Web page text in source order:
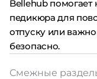
Bellehub
педикюра для
отпуску или
безопасно.
Смежные